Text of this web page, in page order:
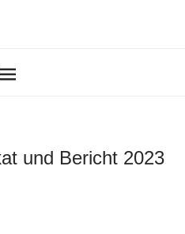
und Bericht 2023